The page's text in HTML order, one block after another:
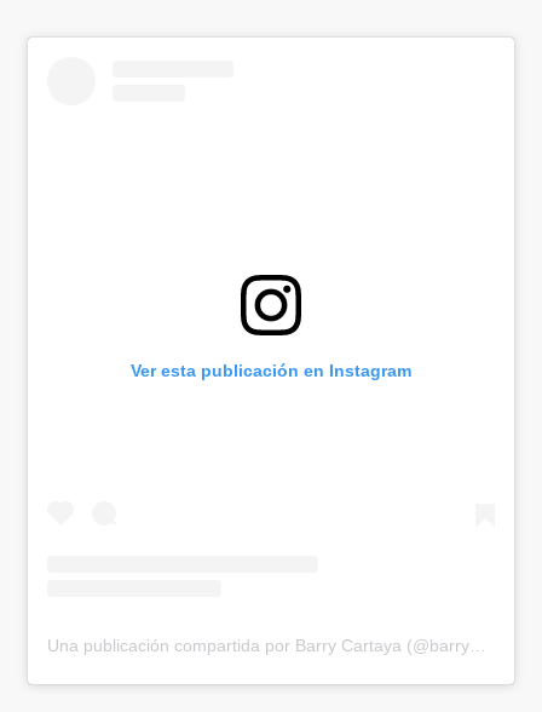
Ver esta publicación en Instagram